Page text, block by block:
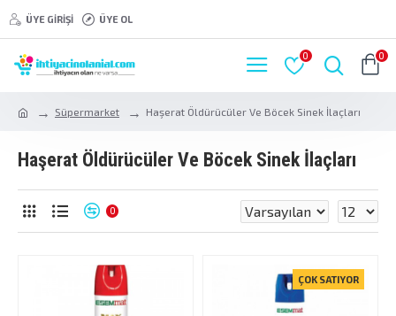
ÜYE GIRIŞI ÜYE OL
0 0
Süpermarket Haşerat Öldürücüler Ve Böcek Sinek İlaçları
Haşerat Öldürücüler Ve Böcek Sinek İlaçları
0
ÇOK SATIYOR